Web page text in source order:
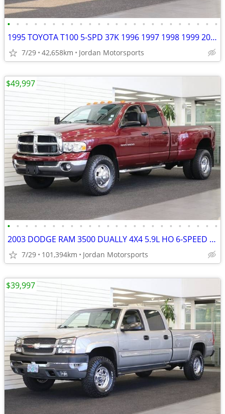
• • • • • • • • • • • • • • • • • • • • • • • •
1995 TOYOTA T100 5-SPD 37K 1996 1997 1998 1999 2000 2001 tundra tacoma
7/29 42,658km Jordan Motorsports
• • • • • • • • • • • • • • • • • • • • • • • •
2003 DODGE RAM 3500 DUALLY 4X4 5.9L HO 6-SPEED 1-OWNER 2004 2005 2006
7/29 101,394km Jordan Motorsports
$49,997
$39,997